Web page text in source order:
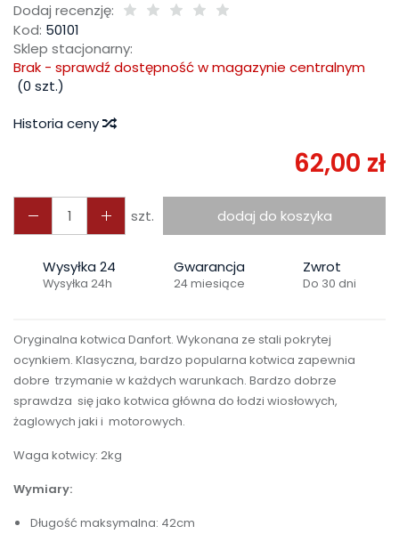
Dodaj recenzję:
Kod: 50101
Sklep stacjonarny:
Brak - sprawdź dostępność w magazynie centralnym
(0 szt.)
Historia ceny
62,00 zł
szt. dodaj do koszyka
Wysyłka 24
Wysyłka 24h
Gwarancja
24 miesiące
Zwrot
Do 30 dni
Oryginalna kotwica Danfort. Wykonana ze stali pokrytej
ocynkiem. Klasyczna, bardzo popularna kotwica zapewnia
dobre trzymanie w każdych warunkach. Bardzo dobrze
sprawdza się jako kotwica główna do łodzi wiosłowych,
żaglowych jaki i motorowych.
Waga kotwicy: 2kg
Wymiary:
Długość maksymalna: 42cm